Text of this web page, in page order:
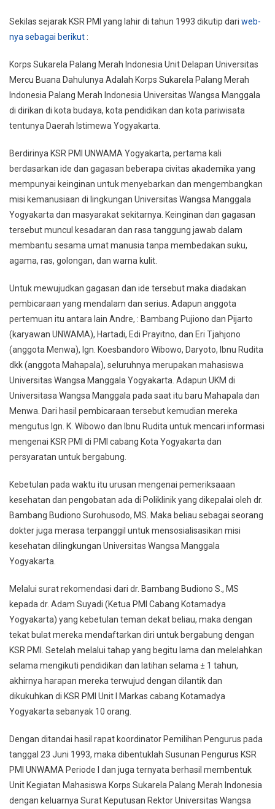
Sekilas sejarak KSR PMI yang lahir di tahun 1993 dikutip dari web-
nya sebagai berikut :
Korps Sukarela Palang Merah Indonesia Unit Delapan Universitas
Mercu Buana Dahulunya Adalah Korps Sukarela Palang Merah
Indonesia Palang Merah Indonesia Universitas Wangsa Manggala
di dirikan di kota budaya, kota pendidikan dan kota pariwisata
tentunya Daerah Istimewa Yogyakarta.
Berdirinya KSR PMI UNWAMA Yogyakarta, pertama kali
berdasarkan ide dan gagasan beberapa civitas akademika yang
mempunyai keinginan untuk menyebarkan dan mengembangkan
misi kemanusiaan di lingkungan Universitas Wangsa Manggala
Yogyakarta dan masyarakat sekitarnya. Keinginan dan gagasan
tersebut muncul kesadaran dan rasa tanggung jawab dalam
membantu sesama umat manusia tanpa membedakan suku,
agama, ras, golongan, dan warna kulit.
Untuk mewujudkan gagasan dan ide tersebut maka diadakan
pembicaraan yang mendalam dan serius. Adapun anggota
pertemuan itu antara lain Andre, : Bambang Pujiono dan Pijarto
(karyawan UNWAMA), Hartadi, Edi Prayitno, dan Eri Tjahjono
(anggota Menwa), Ign. Koesbandoro Wibowo, Daryoto, Ibnu Rudita
dkk (anggota Mahapala), seluruhnya merupakan mahasiswa
Universitas Wangsa Manggala Yogyakarta. Adapun UKM di
Universitasa Wangsa Manggala pada saat itu baru Mahapala dan
Menwa. Dari hasil pembicaraan tersebut kemudian mereka
mengutus Ign. K. Wibowo dan Ibnu Rudita untuk mencari informasi
mengenai KSR PMI di PMI cabang Kota Yogyakarta dan
persyaratan untuk bergabung.
Kebetulan pada waktu itu urusan mengenai pemeriksaaan
kesehatan dan pengobatan ada di Poliklinik yang dikepalai oleh dr.
Bambang Budiono Surohusodo, MS. Maka beliau sebagai seorang
dokter juga merasa terpanggil untuk mensosialisasikan misi
kesehatan dilingkungan Universitas Wangsa Manggala
Yogyakarta.
Melalui surat rekomendasi dari dr. Bambang Budiono S., MS
kepada dr. Adam Suyadi (Ketua PMI Cabang Kotamadya
Yogyakarta) yang kebetulan teman dekat beliau, maka dengan
tekat bulat mereka mendaftarkan diri untuk bergabung dengan
KSR PMI. Setelah melalui tahap yang begitu lama dan melelahkan
selama mengikuti pendidikan dan latihan selama ± 1 tahun,
akhirnya harapan mereka terwujud dengan dilantik dan
dikukuhkan di KSR PMI Unit I Markas cabang Kotamadya
Yogyakarta sebanyak 10 orang.
Dengan ditandai hasil rapat koordinator Pemilihan Pengurus pada
tanggal 23 Juni 1993, maka dibentuklah Susunan Pengurus KSR
PMI UNWAMA Periode I dan juga ternyata berhasil membentuk
Unit Kegiatan Mahasiswa Korps Sukarela Palang Merah Indonesia
dengan keluarnya Surat Keputusan Rektor Universitas Wangsa